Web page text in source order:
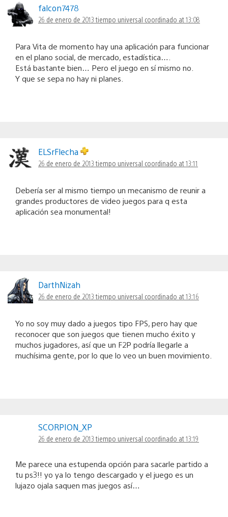
falcon7478
26 de enero de 2013 tiempo universal coordinado at 13:08
Para Vita de momento hay una aplicación para funcionar
en el plano social, de mercado, estadística….
Está bastante bien… Pero el juego en sí mismo no.
Y que se sepa no hay ni planes.
ELSrFlecha
26 de enero de 2013 tiempo universal coordinado at 13:11
Debería ser al mismo tiempo un mecanismo de reunir a
grandes productores de video juegos para q esta
aplicación sea monumental!
DarthNizah
26 de enero de 2013 tiempo universal coordinado at 13:16
Yo no soy muy dado a juegos tipo FPS, pero hay que
reconocer que son juegos que tienen mucho éxito y
muchos jugadores, así que un F2P podría llegarle a
muchísima gente, por lo que lo veo un buen movimiento.
SCORPION_XP
26 de enero de 2013 tiempo universal coordinado at 13:19
Me parece una estupenda opción para sacarle partido a
tu ps3!! yo ya lo tengo descargado y el juego es un
lujazo ojala saquen mas juegos así…